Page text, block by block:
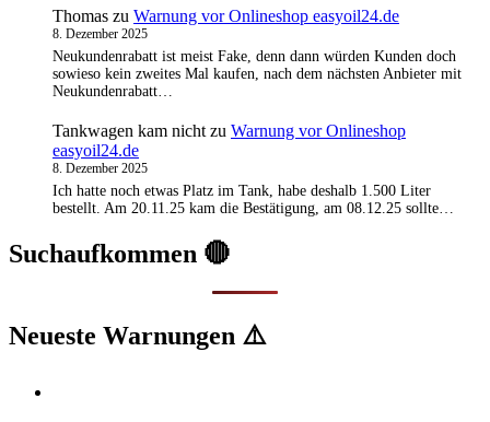
Thomas zu Warnung vor Onlineshop easyoil24.de
8. Dezember 2025
Neukundenrabatt ist meist Fake, denn dann würden Kunden doch
sowieso kein zweites Mal kaufen, nach dem nächsten Anbieter mit
Neukundenrabatt…
Tankwagen kam nicht zu Warnung vor Onlineshop
easyoil24.de
8. Dezember 2025
Ich hatte noch etwas Platz im Tank, habe deshalb 1.500 Liter
bestellt. Am 20.11.25 kam die Bestätigung, am 08.12.25 sollte…
Suchaufkommen 🔴
Neueste Warnungen ⚠️